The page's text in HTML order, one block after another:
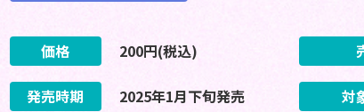
価格 200円(税込)
発売時期 2025年1月下旬発売 対